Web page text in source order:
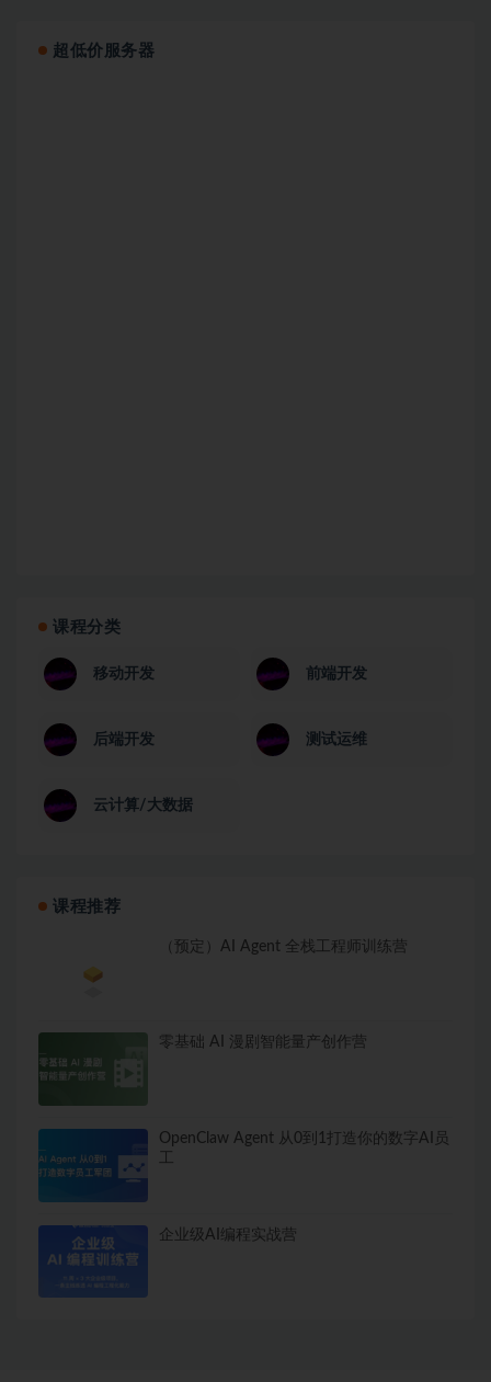
超低价服务器
课程分类
移动开发 前端开发
后端开发 测试运维
云计算/大数据
课程推荐
（预定）AI Agent 全栈工程师训练营
零基础 AI 漫剧智能量产创作营
OpenClaw Agent 从0到1打造你的数字AI员
工
企业级AI编程实战营